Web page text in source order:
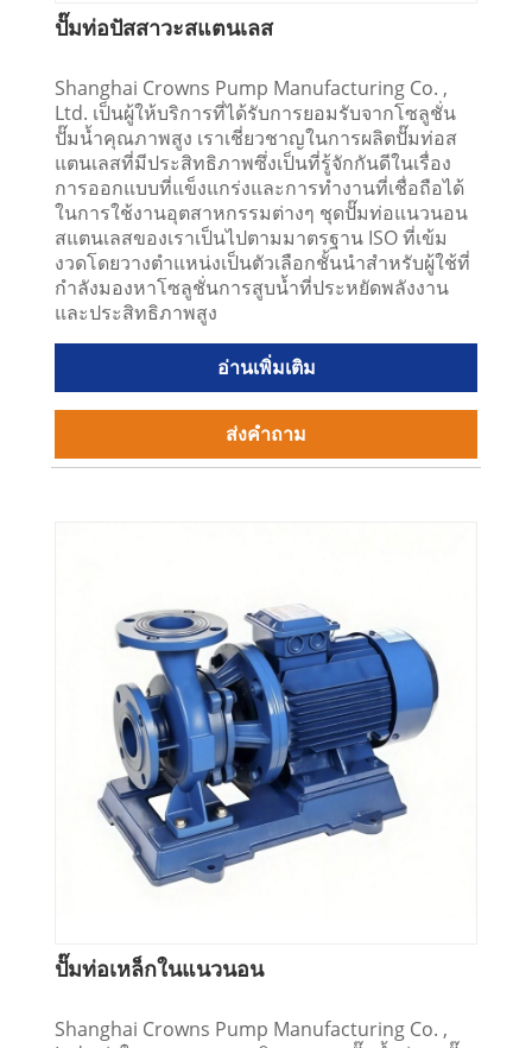
ปั๊มท่อปัสสาวะสแตนเลส
Shanghai Crowns Pump Manufacturing Co. ,
Ltd. เป็นผู้ให้บริการที่ได้รับการยอมรับจากโซลูชั่น
ปั๊มน้ำคุณภาพสูง เราเชี่ยวชาญในการผลิตปั๊มท่อส
แตนเลสที่มีประสิทธิภาพซึ่งเป็นที่รู้จักกันดีในเรื่อง
การออกแบบที่แข็งแกร่งและการทำงานที่เชื่อถือได้
ในการใช้งานอุตสาหกรรมต่างๆ ชุดปั๊มท่อแนวนอน
สแตนเลสของเราเป็นไปตามมาตรฐาน ISO ที่เข้ม
งวดโดยวางตำแหน่งเป็นตัวเลือกชั้นนำสำหรับผู้ใช้ที่
กำลังมองหาโซลูชั่นการสูบน้ำที่ประหยัดพลังงาน
และประสิทธิภาพสูง
อ่านเพิ่มเติม
ส่งคำถาม
ปั๊มท่อเหล็กในแนวนอน
Shanghai Crowns Pump Manufacturing Co. ,